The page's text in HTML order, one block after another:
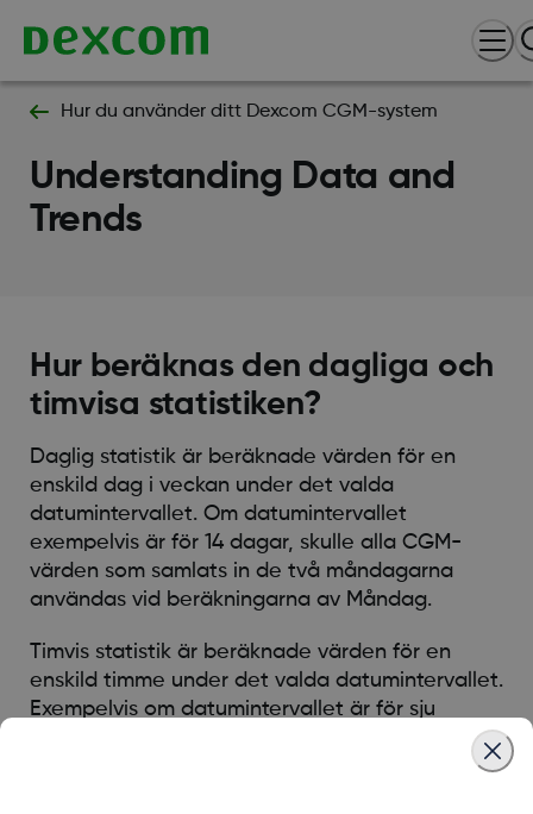
Hur du använder ditt Dexcom CGM-system
Understanding Data and
Trends
Hur beräknas den dagliga och
timvisa statistiken?
Daglig statistik är beräknade värden för en
enskild dag i veckan under det valda
datumintervallet. Om datumintervallet
exempelvis är för 14 dagar, skulle alla CGM-
värden som samlats in de två måndagarna
användas vid beräkningarna av Måndag.
Timvis statistik är beräknade värden för en
enskild timme under det valda datumintervallet.
Exempelvis om datumintervallet är för sju
dagar, skulle alla CGM-värden som samlats in
för varje enskild timme för var och en av de sju